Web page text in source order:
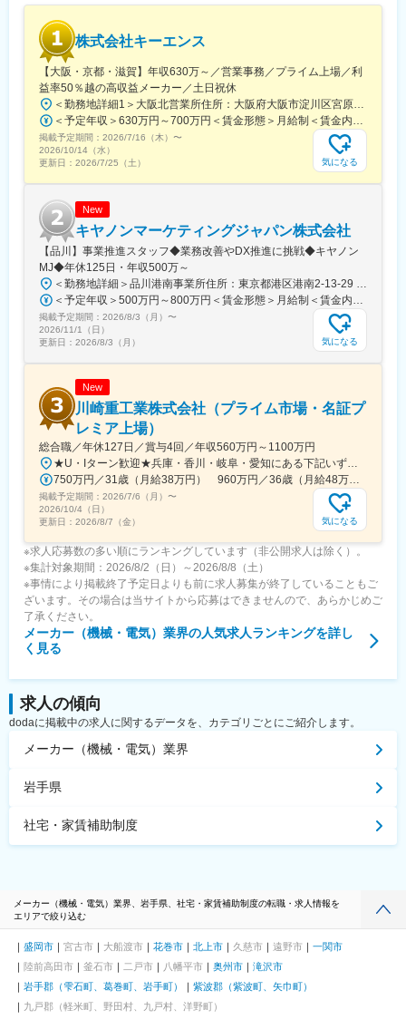
す。
・出張：主に営業所所在県内を担当いただきます。そのため頻度
は年に数回程度であり、展示会などのイベント時に出張となりま
す。
・転勤：本ポジションはエリア別採用も可能なため、転勤先は原
則支社内のみと、地域密着でのご就業が可能です。※地域職におい
て転勤が発生する場合、転勤先は原則配属支社内のみとなりま
す。
変更の範囲：会社の定める業務
株式会社キーエンス
【大阪・京都・滋賀】年収630万～／営業事務／プライム上場／利
益率50％越の高収益メーカー／土日祝休
掲載予定期間： 2026/7/16（木） 〜
2026/10/14（水）
更新日： 2026/7/25（土） 気になる
New
キヤノンマーケティングジャパン株式会社
【品川】事業推進スタッフ◆業務改善やDX推進に挑戦◆キヤノン
MJ◆年休125日・年収500万～
掲載予定期間： 2026/8/3（月） 〜
2026/11/1（日）
更新日： 2026/8/3（月） 気になる
New
川崎重工業株式会社（プライム市場・名証プ
レミア上場）
総合職／年休127日／賞与4回／年収560万円～1100万円
掲載予定期間： 2026/7/6（月） 〜
2026/10/4（日）
更新日： 2026/8/7（金） 気になる
※求人応募数の多い順にランキングしています（非公開求人は除く）。
※集計対象期間：2026/8/2（日）～2026/8/8（土）
※事情により掲載終了予定日よりも前に求人募集が終了していることもご
ざいます。その場合は当サイトから応募はできませんので、あらかじめご
了承ください。
メーカー（機械・電気）業界の人気求人ランキングを詳し
く見る
求人の傾向
dodaに掲載中の求人に関するデータを、カテゴリごとにご紹介します。
メーカー（機械・電気）業界
岩手県
社宅・家賃補助制度
メーカー（機械・電気）業界、岩手県、社宅・家賃補助制度の転職・求人情報を
エリアで絞り込む
盛岡市 宮古市 大船渡市 花巻市 北上市 久慈市 遠野市
一関市
陸前高田市
釜石市 二戸市 八幡平市 奥州市
滝沢市
岩手郡（雫石町、葛巻町、岩手町）
紫波郡（紫波町、矢巾町）
九戸郡（軽米町、野田村、九戸村、洋野町）